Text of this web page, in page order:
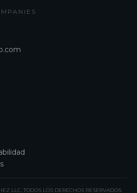
LLC, TODOS LOS DERECHOS RESERVADOS.